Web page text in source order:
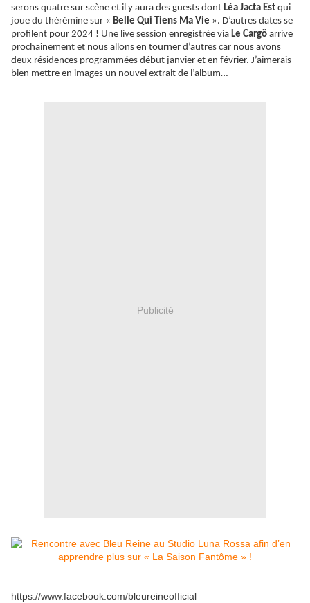
serons quatre sur scène et il y aura des guests dont Léa Jacta Est qui
joue du thérémine sur « Belle Qui Tiens Ma Vie ». D’autres dates se
profilent pour 2024 ! Une live session enregistrée via Le Cargö arrive
prochainement et nous allons en tourner d’autres car nous avons
deux résidences programmées début janvier et en février. J’aimerais
bien mettre en images un nouvel extrait de l’album…
Publicité
https://www.facebook.com/bleureineofficial